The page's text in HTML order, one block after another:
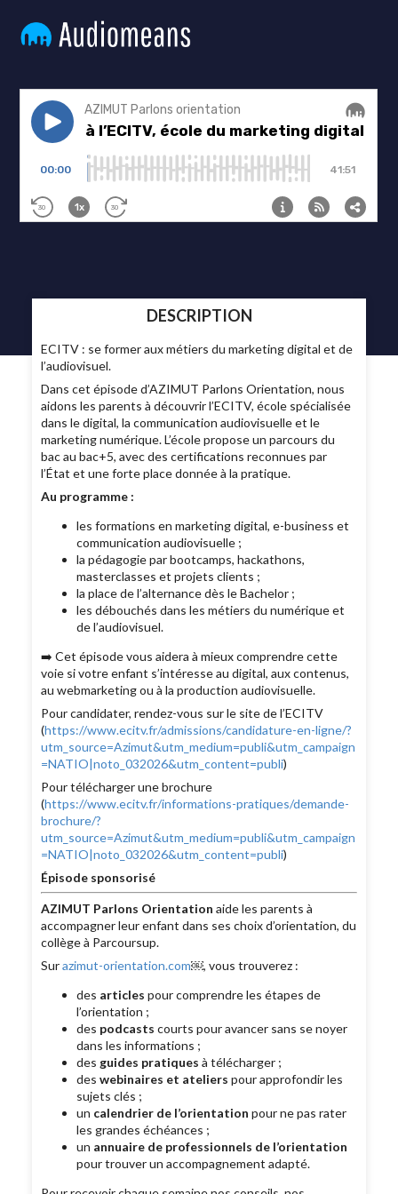
DESCRIPTION
ECITV : se former aux métiers du marketing digital et de
l’audiovisuel.
Dans cet épisode d’AZIMUT Parlons Orientation, nous
aidons les parents à découvrir l’ECITV, école spécialisée
dans le digital, la communication audiovisuelle et le
marketing numérique. L’école propose un parcours du
bac au bac+5, avec des certifications reconnues par
l’État et une forte place donnée à la pratique.
Au programme :
les formations en marketing digital, e-business et
communication audiovisuelle ;
la pédagogie par bootcamps, hackathons,
masterclasses et projets clients ;
la place de l’alternance dès le Bachelor ;
les débouchés dans les métiers du numérique et
de l’audiovisuel.
➡️ Cet épisode vous aidera à mieux comprendre cette
voie si votre enfant s’intéresse au digital, aux contenus,
au webmarketing ou à la production audiovisuelle.
Pour candidater, rendez-vous sur le site de l’ECITV
(https://www.ecitv.fr/admissions/candidature-en-ligne/?
utm_source=Azimut&utm_medium=publi&utm_campaign
=NATIO|noto_032026&utm_content=publi)
Pour télécharger une brochure
(https://www.ecitv.fr/informations-pratiques/demande-
brochure/?
utm_source=Azimut&utm_medium=publi&utm_campaign
=NATIO|noto_032026&utm_content=publi)
Épisode sponsorisé
AZIMUT Parlons Orientation aide les parents à
accompagner leur enfant dans ses choix d’orientation, du
collège à Parcoursup.
Surazimut-orientation.com￼, vous trouverez :
des articles pour comprendre les étapes de
l’orientation ;
des podcasts courts pour avancer sans se noyer
dans les informations ;
des guides pratiques à télécharger ;
deswebinaires et ateliers pour approfondir les
sujets clés ;
un calendrier de l’orientation pour ne pas rater
les grandes échéances ;
un annuaire de professionnels de l’orientation
pour trouver un accompagnement adapté.